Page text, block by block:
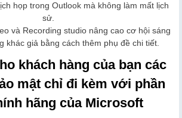
họp trong Outlook mà không làm mất lịch
sử.
và Recording studio nâng cao cơ hội sáng
khác giả bằng cách thêm phụ đề chi tiết.
khách hàng của bạn các
mật chỉ đi kèm với phần
hãng của Microsoft